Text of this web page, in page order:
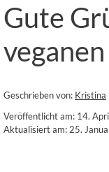
Gute
Geschrieben von: Kristina
Veröffentlicht am: 14.
Aktualisiert am: 25.